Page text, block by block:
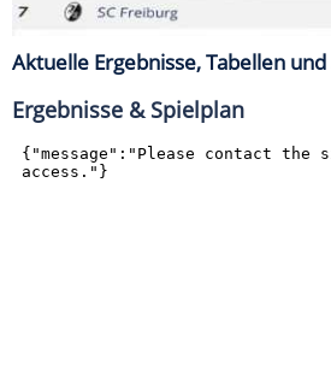
Aktuelle Ergebnisse, Tabellen
Ergebnisse & Spielplan